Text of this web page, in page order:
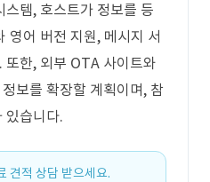
템, 호스트가 정보를 등
영어 버전 지원, 메시지 서
또한, 외부 OTA 사이트와
보를 확장할 계획이며, 참
있습니다.
견적 상담 받으세요.